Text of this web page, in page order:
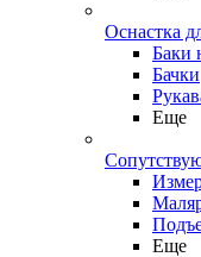
Оснастка
Баки
Бачки
Еще
Еще